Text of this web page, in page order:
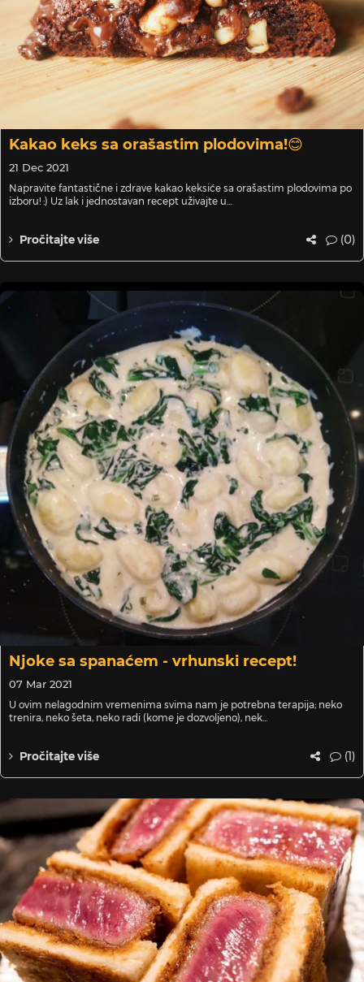
Kakao keks sa orašastim plodovima!😊
21 Dec 2021
Napravite fantastične i zdrave kakao keksiće sa orašastim plodovima po
izboru! :) Uz lak i jednostavan recept uživajte u...
Pročitajte više (0)
Njoke sa spanaćem - vrhunski recept!
07 Mar 2021
U ovim nelagodnim vremenima svima nam je potrebna terapija; neko
trenira, neko šeta, neko radi (kome je dozvoljeno), nek...
Pročitajte više (1)